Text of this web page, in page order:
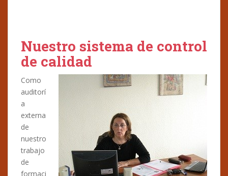
Nuestro sistema de control
de calidad
Como
auditorí
a
externa
de
nuestro
trabajo
de
formaci